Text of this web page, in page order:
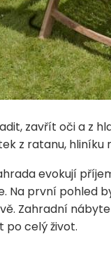
zavřít oči a z
z ratanu,
evokují
Na první pohled
Zahradní
po celý život.